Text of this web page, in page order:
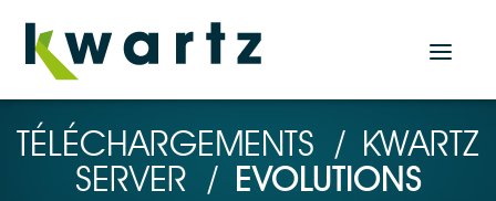
Actualités
Accueil
TÉLÉCHARGEMENTS / KWARTZ
SERVER
/ EVOLUTIONS